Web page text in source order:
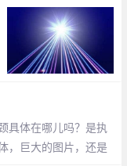
具体在哪儿吗？是执
，巨大的图片，还是